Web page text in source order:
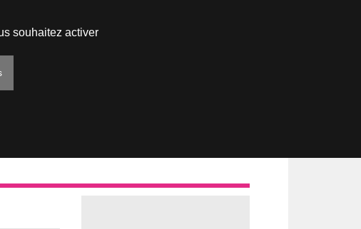
souhaitez activer